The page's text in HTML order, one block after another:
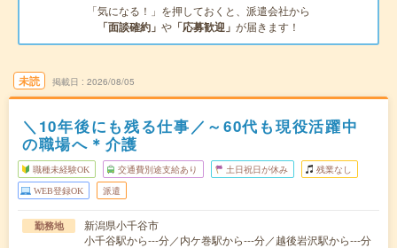
「気になる！」を押しておくと、派遣会社から
「面談確約」 や 「応募歓迎」 が届きます！
未読 掲載日 2026/08/05
＼10年後にも残る仕事／～60代も現役活躍中
の職場へ＊介護
職種未経験OK 交通費別途支給あり 土日祝日が休み 残業なし
WEB登録OK 派遣
勤務地
新潟県小千谷市
小千谷駅から---分／内ケ巻駅から---分／越後岩沢駅から---分